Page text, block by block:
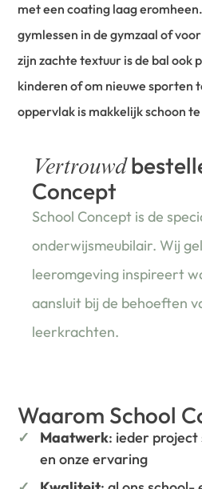
met een coating laag
gymlessen in de gymzaal of
zijn zachte textuur is de bal ook
kinderen of om nieuwe sporten
oppervlak is makkelijk schoon
Vertrouwd
Concept
School Concept is de
onderwijsmeubilair. Wij
leeromgeving inspireert
aansluit bij de behoeften
leerkrachten.
Waarom School
Maatwerk: ieder
en onze ervaring